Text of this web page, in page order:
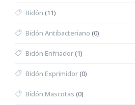
Bidón (11)
Bidón Antibacteriano (0)
Bidón Enfriador(1)
Bidón Exprimidor(0)
Bidón Mascotas (0)